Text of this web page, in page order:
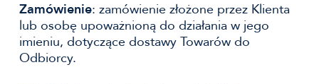
Zamówienie: zamówienie złożone przez Klienta
lub osobę upoważnioną do działania w jego
imieniu, dotyczące dostawy Towarów do
Odbiorcy.